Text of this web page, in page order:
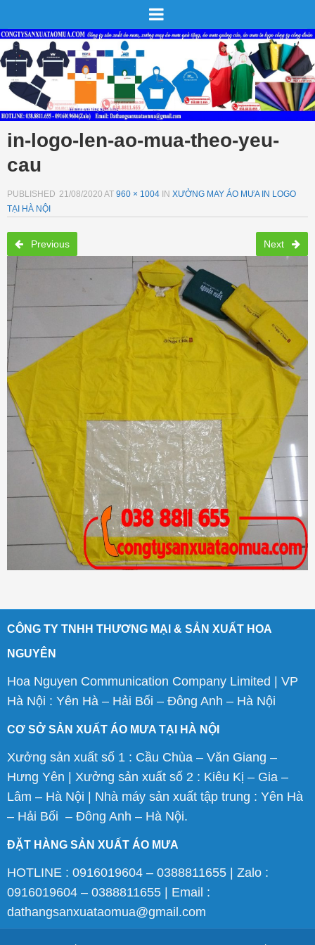
in-logo-len-ao-mua-theo-yeu-
cau
PUBLISHED 21/08/2020 AT 960 × 1004 IN XƯỞNG MAY ÁO MƯA IN LOGO
TẠI HÀ NỘI
Previous Next
CÔNG TY TNHH THƯƠNG MẠI & SẢN XUẤT HOA
NGUYÊN
Hoa Nguyen Communication Company Limited | VP
Hà Nội : Yên Hà – Hải Bối – Đông Anh – Hà Nội
CƠ SỞ SẢN XUẤT ÁO MƯA TẠI HÀ NỘI
Xưởng sản xuất số 1 : Cầu Chùa – Văn Giang –
Hưng Yên | Xưởng sản xuất số 2 : Kiêu Kị – Gia –
Lâm – Hà Nội | Nhà máy sản xuất tập trung : Yên Hà
– Hải Bối – Đông Anh – Hà Nội.
ĐẶT HÀNG SẢN XUẤT ÁO MƯA
HOTLINE : 0916019604 – 0388811655 | Zalo :
0916019604 – 0388811655 | Email :
dathangsanxuataomua@gmail.com